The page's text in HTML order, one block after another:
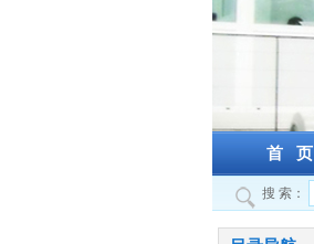
首 页
搜 索：